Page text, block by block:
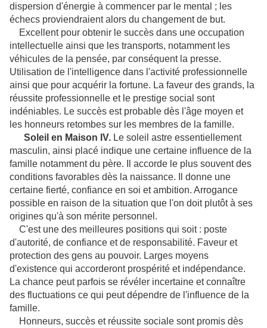
dispersion d'énergie à commencer par le mental ; les
échecs proviendraient alors du changement de but.
Excellent pour obtenir le succès dans une occupation
intellectuelle ainsi que les transports, notamment les
véhicules de la pensée, par conséquent la presse.
Utilisation de l'intelligence dans l'activité professionnelle
ainsi que pour acquérir la fortune. La faveur des grands, la
réussite professionnelle et le prestige social sont
indéniables. Le succès est probable dès l'âge moyen et
les honneurs retombes sur les membres de la famille.
Soleil en Maison IV. Le soleil astre essentiellement
masculin, ainsi placé indique une certaine influence de la
famille notamment du père. Il accorde le plus souvent des
conditions favorables dès la naissance. Il donne une
certaine fierté, confiance en soi et ambition. Arrogance
possible en raison de la situation que l'on doit plutôt à ses
origines qu'à son mérite personnel.
C'est une des meilleures positions qui soit : poste
d'autorité, de confiance et de responsabilité. Faveur et
protection des gens au pouvoir. Larges moyens
d'existence qui accorderont prospérité et indépendance.
La chance peut parfois se révéler incertaine et connaître
des fluctuations ce qui peut dépendre de l'influence de la
famille.
Honneurs, succès et réussite sociale sont promis dès